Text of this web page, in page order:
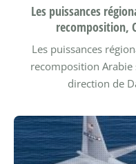
Les puissances
recomposition,
Les puissances
recomposition
direction de